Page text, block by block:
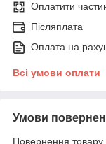
Оплатити
Післяплата
Оплата на
Всі умови оплати
Умови
Повернення товару